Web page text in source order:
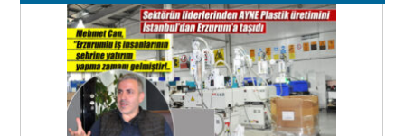
26 Mart 2026 Perşembe
Cem Bakırcı
Ardında bıraktığı hatıralarıyla
gönül adamı Faruk Terzioğlu!
13 Mayıs 2026 Çarşamba
Esat BİNDESEN